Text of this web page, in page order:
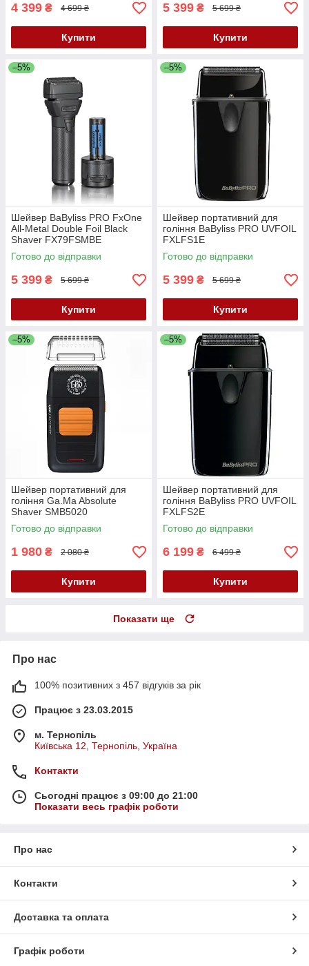
4 399 ₴ 4 699 ₴
Купити
5 399 ₴ 5 699 ₴
Купити
–5%
Шейвер BaByliss PRO FxOne
All-Metal Double Foil Black
Shaver FX79FSMBE
Готово до відправки
5 399 ₴ 5 699 ₴
Купити
–5%
Шейвер портативний для
гоління BaByliss PRO UVFOIL
FXLFS1E
Готово до відправки
5 399 ₴ 5 699 ₴
Купити
–5%
Шейвер портативний для
гоління Ga.Ma Absolute
Shaver SMB5020
Готово до відправки
1 980 ₴ 2 080 ₴
Купити
–5%
Шейвер портативний для
гоління BaByliss PRO UVFOIL
FXLFS2E
Готово до відправки
6 199 ₴ 6 499 ₴
Купити
Показати ще
Про нас
100% позитивних з 457 відгуків за рік
Працює з 23.03.2015
м. Тернопіль
Київська 12, Тернопіль, Україна
Контакти
Сьогодні працює з 09:00 до 21:00
Показати весь графік роботи
Про нас
Контакти
Доставка та оплата
Графік роботи